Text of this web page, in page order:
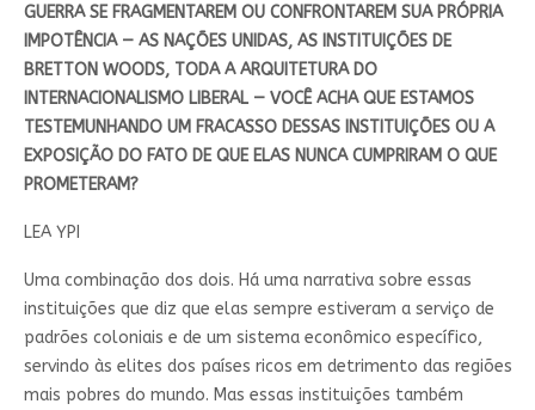
GUERRA SE FRAGMENTAREM OU CONFRONTAREM SUA PRÓPRIA
IMPOTÊNCIA — AS NAÇÕES UNIDAS, AS INSTITUIÇÕES DE
BRETTON WOODS, TODA A ARQUITETURA DO
INTERNACIONALISMO LIBERAL — VOCÊ ACHA QUE ESTAMOS
TESTEMUNHANDO UM FRACASSO DESSAS INSTITUIÇÕES OU A
EXPOSIÇÃO DO FATO DE QUE ELAS NUNCA CUMPRIRAM O QUE
PROMETERAM?
LEA YPI
Uma combinação dos dois. Há uma narrativa sobre essas
instituições que diz que elas sempre estiveram a serviço de
padrões coloniais e de um sistema econômico específico,
servindo às elites dos países ricos em detrimento das regiões
mais pobres do mundo. Mas essas instituições também